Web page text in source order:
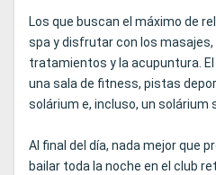
Los que buscan el máximo de
spa y disfrutar con los
tratamientos y la acupuntura.
una sala de fitness, pistas
solárium e, incluso, un solárium
Al final del día, nada mejor que
bailar toda la noche en el club